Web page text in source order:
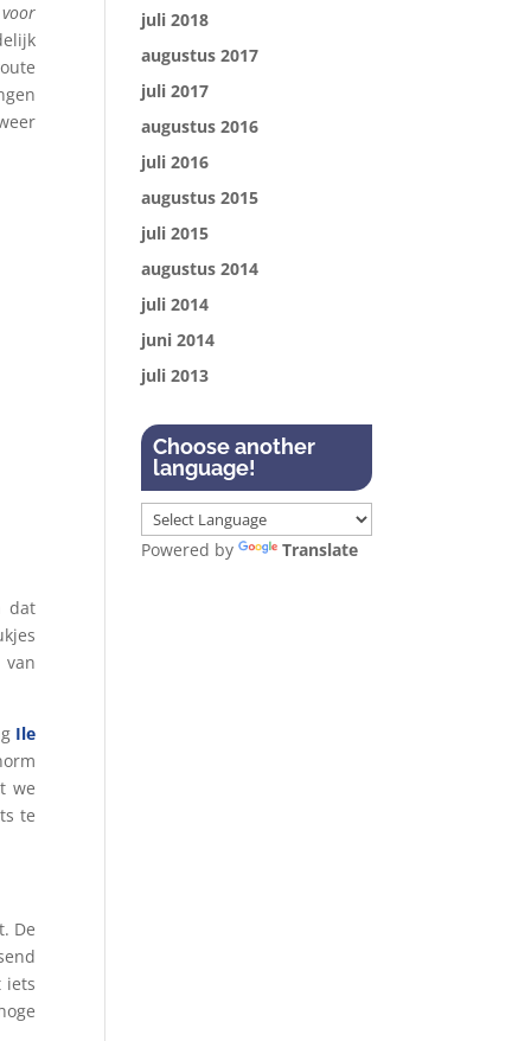
dat
van
Ile
we
te
De
iets
juli 2018
augustus 2017
juli 2017
augustus 2016
juli 2016
augustus 2015
juli 2015
augustus 2014
juli 2014
juni 2014
juli 2013
Choose another
language!
Powered by Translate